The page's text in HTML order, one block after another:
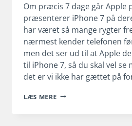
Om præcis 7 dage går Apple
præsenterer iPhone 7 på
har været så mange rygter
nærmest kender telefonen
men det ser ud til at Apple
til iPhone 7, så du skal vel se
det er vi ikke har gættet på
LÆS MERE